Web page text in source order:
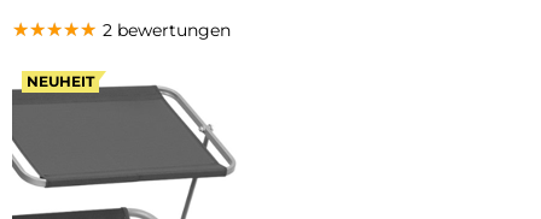
NEUHEIT
★★★★★
★★★★★
★★★★★ 2 bewertungen